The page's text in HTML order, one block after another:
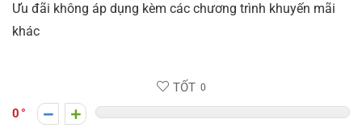
Ưu đãi không áp dụng kèm các chương trình khuyến mãi
khác
TỐT 0
0